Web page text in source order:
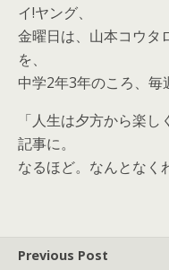
イ!ヤング、
金曜日は、山本コウタ
を、
中学2年3年のころ、毎
「人生は夕方から楽
記事に。
なるほど。なんとなく
Previous Post